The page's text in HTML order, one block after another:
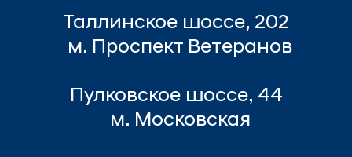
Таллинское шоссе, 202
м. Проспект Ветеранов
Пулковское шоссе, 44
м. Московская